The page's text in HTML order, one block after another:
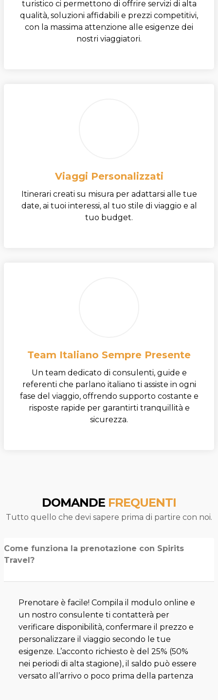
turistico ci permettono di offrire servizi di alta
qualità, soluzioni affidabili e prezzi competitivi,
con la massima attenzione alle esigenze dei
nostri viaggiatori.
Viaggi Personalizzati
Itinerari creati su misura per adattarsi alle tue
date, ai tuoi interessi, al tuo stile di viaggio e al
tuo budget.
Team Italiano Sempre Presente
Un team dedicato di consulenti, guide e
referenti che parlano italiano ti assiste in ogni
fase del viaggio, offrendo supporto costante e
risposte rapide per garantirti tranquillità e
sicurezza.
DOMANDE FREQUENTI
Tutto quello che devi sapere prima di partire con noi.
Come funziona la prenotazione con Spirits
Travel?
Prenotare è facile! Compila il modulo online e
un nostro consulente ti contatterà per
verificare disponibilità, confermare il prezzo e
personalizzare il viaggio secondo le tue
esigenze. L’acconto richiesto è del 25% (50%
nei periodi di alta stagione), il saldo può essere
versato all’arrivo o poco prima della partenza